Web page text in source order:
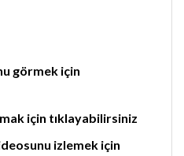
görmek için
için tıklayabilirsiniz
izlemek için